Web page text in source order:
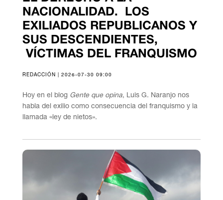
NACIONALIDAD. LOS
EXILIADOS REPUBLICANOS Y
SUS DESCENDIENTES,
VÍCTIMAS DEL FRANQUISMO
REDACCIÓN | 2026-07-30 09:00
Hoy en el blog Gente que opina, Luis G. Naranjo nos
habla del exilio como consecuencia del franquismo y la
llamada «ley de nietos».